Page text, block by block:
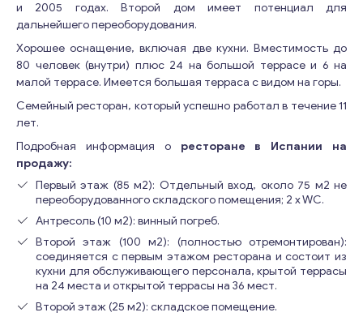
и 2005 годах. Второй дом имеет потенциал для
дальнейшего переоборудования.
Хорошее оснащение, включая две кухни. Вместимость до
80 человек (внутри) плюс 24 на большой террасе и 6 на
малой террасе. Имеется большая терраса с видом на горы.
Семейный ресторан, который успешно работал в течение 11
лет.
Подробная информация о ресторане в Испании на
продажу:
Первый этаж (85 м2): Отдельный вход, около 75 м2 не
переоборудованного складского помещения; 2 x WC.
Антресоль (10 м2): винный погреб.
Второй этаж (100 м2): (полностью отремонтирован):
соединяется с первым этажом ресторана и состоит из
кухни для обслуживающего персонала, крытой террасы
на 24 места и открытой террасы на 36 мест.
Второй этаж (25 м2): складское помещение.